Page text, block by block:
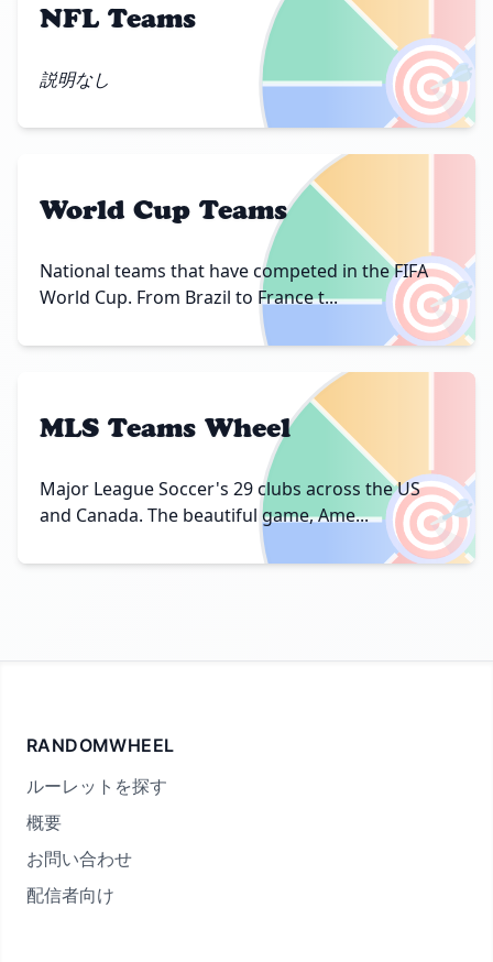
🎯
NFL Teams
説明なし
🎯
World Cup Teams
National teams that have competed in the FIFA
World Cup. From Brazil to France t...
🎯
MLS Teams Wheel
Major League Soccer's 29 clubs across the US
and Canada. The beautiful game, Ame...
RANDOMWHEEL
ルーレットを探す
概要
お問い合わせ
配信者向け